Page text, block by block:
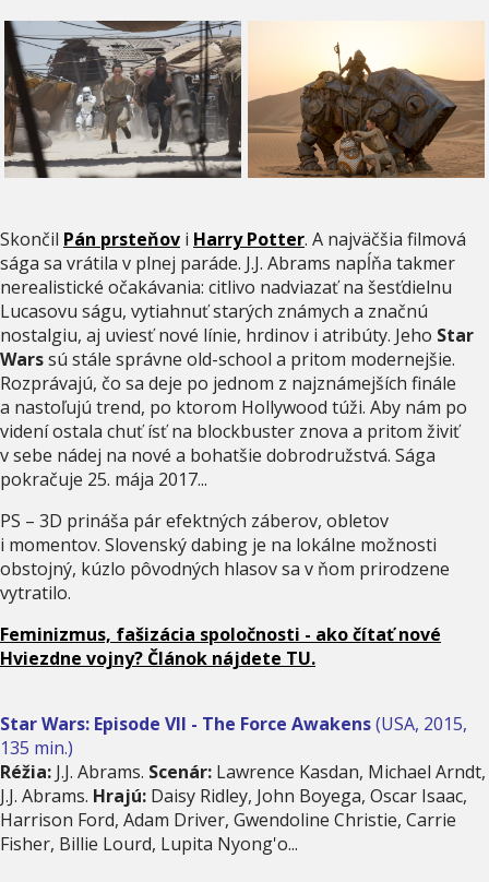
Skončil Pán prsteňov i Harry Potter. A najväčšia filmová
sága sa vrátila v plnej paráde. J.J. Abrams napĺňa takmer
nerealistické očakávania: citlivo nadviazať na šesťdielnu
Lucasovu ságu, vytiahnuť starých známych a značnú
nostalgiu, aj uviesť nové línie, hrdinov i atribúty. Jeho Star
Warssú stále správne old-school a pritom modernejšie.
Rozprávajú, čo sa deje po jednom z najznámejších finále
a nastoľujú trend, po ktorom Hollywood túži. Aby nám po
videní ostala chuť ísť na blockbuster znova a pritom živiť
v sebe nádej na nové a bohatšie dobrodružstvá. Sága
pokračuje 25. mája 2017...
PS – 3D prináša pár efektných záberov, obletov
i momentov. Slovenský dabing je na lokálne možnosti
obstojný, kúzlo pôvodných hlasov sa v ňom prirodzene
vytratilo.
Feminizmus, fašizácia spoločnosti - ako čítať nové
Hviezdne vojny? Článok nájdete TU.
Star Wars: Episode VII - The Force Awakens(USA, 2015,
135 min.)
Réžia: J.J. Abrams. Scenár: Lawrence Kasdan, Michael Arndt,
J.J. Abrams. Hrajú: Daisy Ridley, John Boyega, Oscar Isaac,
Harrison Ford, Adam Driver, Gwendoline Christie, Carrie
Fisher, Billie Lourd, Lupita Nyong'o...